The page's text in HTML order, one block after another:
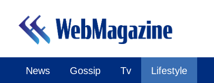
contenuto
News Gossip Tv Lifestyle